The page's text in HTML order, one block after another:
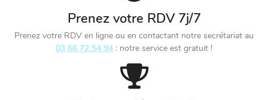
Prenez votre RDV 7j/7
Prenez votre RDV en ligne ou en contactant notre secrétariat au
03 66 72 54 94 : notre service est gratuit !